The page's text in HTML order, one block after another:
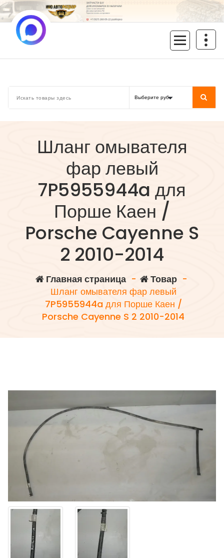
Перейти
к
содержимому
Шланг омывателя
фар левый
7P5955944a для
Порше Каен /
Porsche Cayenne S
2 2010-2014
Главная страница- Товар-
Шланг омывателя фар левый
7P5955944a для Порше Каен /
Porsche Cayenne S 2 2010-2014